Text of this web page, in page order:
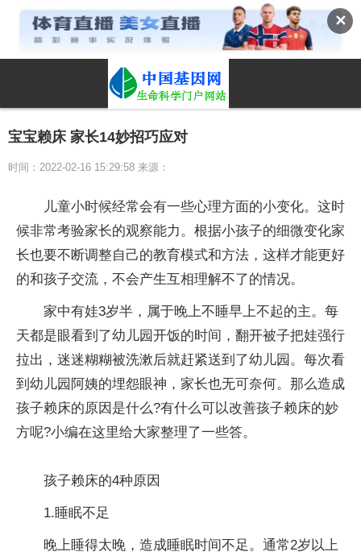
✕
宝宝赖床 家长14妙招巧应对
时间：2022-02-16 15:29:58 来源：
儿童小时候经常会有一些心理方面的小变化。这时
候非常考验家长的观察能力。根据小孩子的细微变化家
长也要不断调整自己的教育模式和方法，这样才能更好
的和孩子交流，不会产生互相理解不了的情况。
家中有娃3岁半，属于晚上不睡早上不起的主。每
天都是眼看到了幼儿园开饭的时间，翻开被子把娃强行
拉出，迷迷糊糊被洗漱后就赶紧送到了幼儿园。每次看
到幼儿园阿姨的埋怨眼神，家长也无可奈何。那么造成
孩子赖床的原因是什么?有什么可以改善孩子赖床的妙
方呢?小编在这里给大家整理了一些答。
孩子赖床的4种原因
1.睡眠不足
晚上睡得太晚，造成睡眠时间不足。通常2岁以上